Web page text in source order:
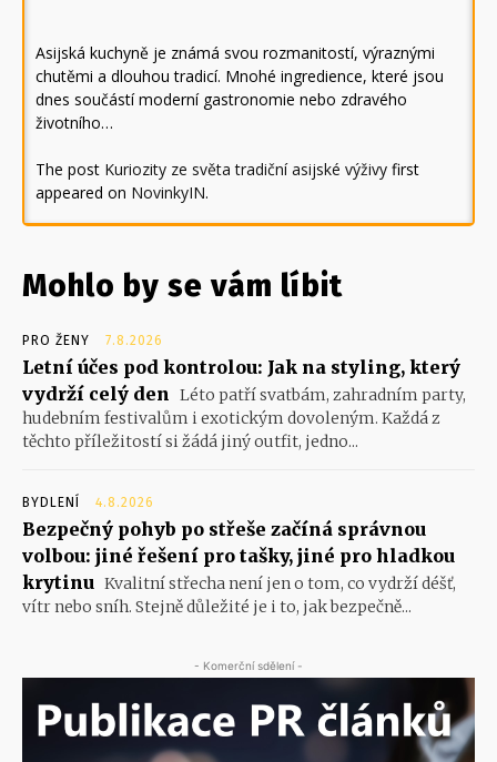
Asijská kuchyně je známá svou rozmanitostí, výraznými
chutěmi a dlouhou tradicí. Mnohé ingredience, které jsou
dnes součástí moderní gastronomie nebo zdravého
životního…
The post Kuriozity ze světa tradiční asijské výživy first
appeared on NovinkyIN.
Mohlo by se vám líbit
PRO ŽENY 7.8.2026
Letní účes pod kontrolou: Jak na styling, který
vydrží celý den Léto patří svatbám, zahradním party,
hudebním festivalům i exotickým dovoleným. Každá z
těchto příležitostí si žádá jiný outfit, jedno...
BYDLENÍ 4.8.2026
Bezpečný pohyb po střeše začíná správnou
volbou: jiné řešení pro tašky, jiné pro hladkou
krytinu Kvalitní střecha není jen o tom, co vydrží déšť,
vítr nebo sníh. Stejně důležité je i to, jak bezpečně...
- Komerční sdělení -